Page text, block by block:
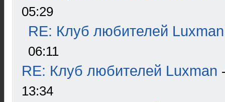
05:29
RE: Клуб любителей Luxman
06:11
RE: Клуб любителей Luxman
13:34